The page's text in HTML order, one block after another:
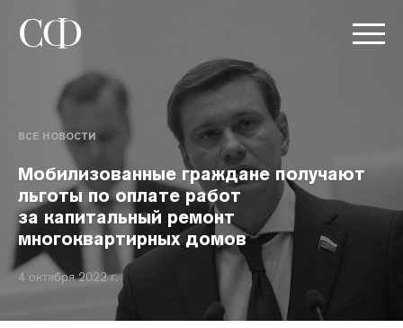
ВСЕ НОВОСТИ
Мобилизованные граждане получают
льготы по оплате работ
за капитальный ремонт
многоквартирных домов
4 октября 2022 г.